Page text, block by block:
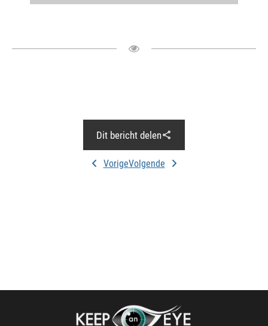
Dit bericht delen
VorigeVolgende